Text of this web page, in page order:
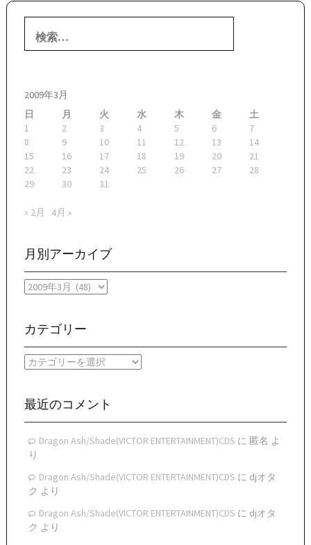
索:
2009年3月
日
月 火 水 木 金
土
1
2 3 4 5 6
7
8
9 10 11 12 13
14
15
16 17 18 19 20
21
22
23 24 25 26 27
28
29
30 31
« 2月 4月 »
月別アーカイブ
月
ー
イ
ブ
カテゴリー
カ
リ
最近のコメント
Dragon Ash/Shade(VICTOR ENTERTAINMENT)CDS に 匿名 よ
り
Dragon Ash/Shade(VICTOR ENTERTAINMENT)CDS に djオタ
ク より
Dragon Ash/Shade(VICTOR ENTERTAINMENT)CDS に djオタ
ク より